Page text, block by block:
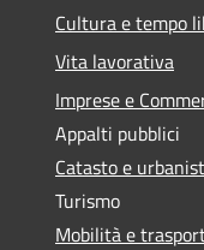
Cultura e tempo
Vita lavorativa
Imprese e
Appalti pubblici
Catasto e
Turismo
Mobilità e